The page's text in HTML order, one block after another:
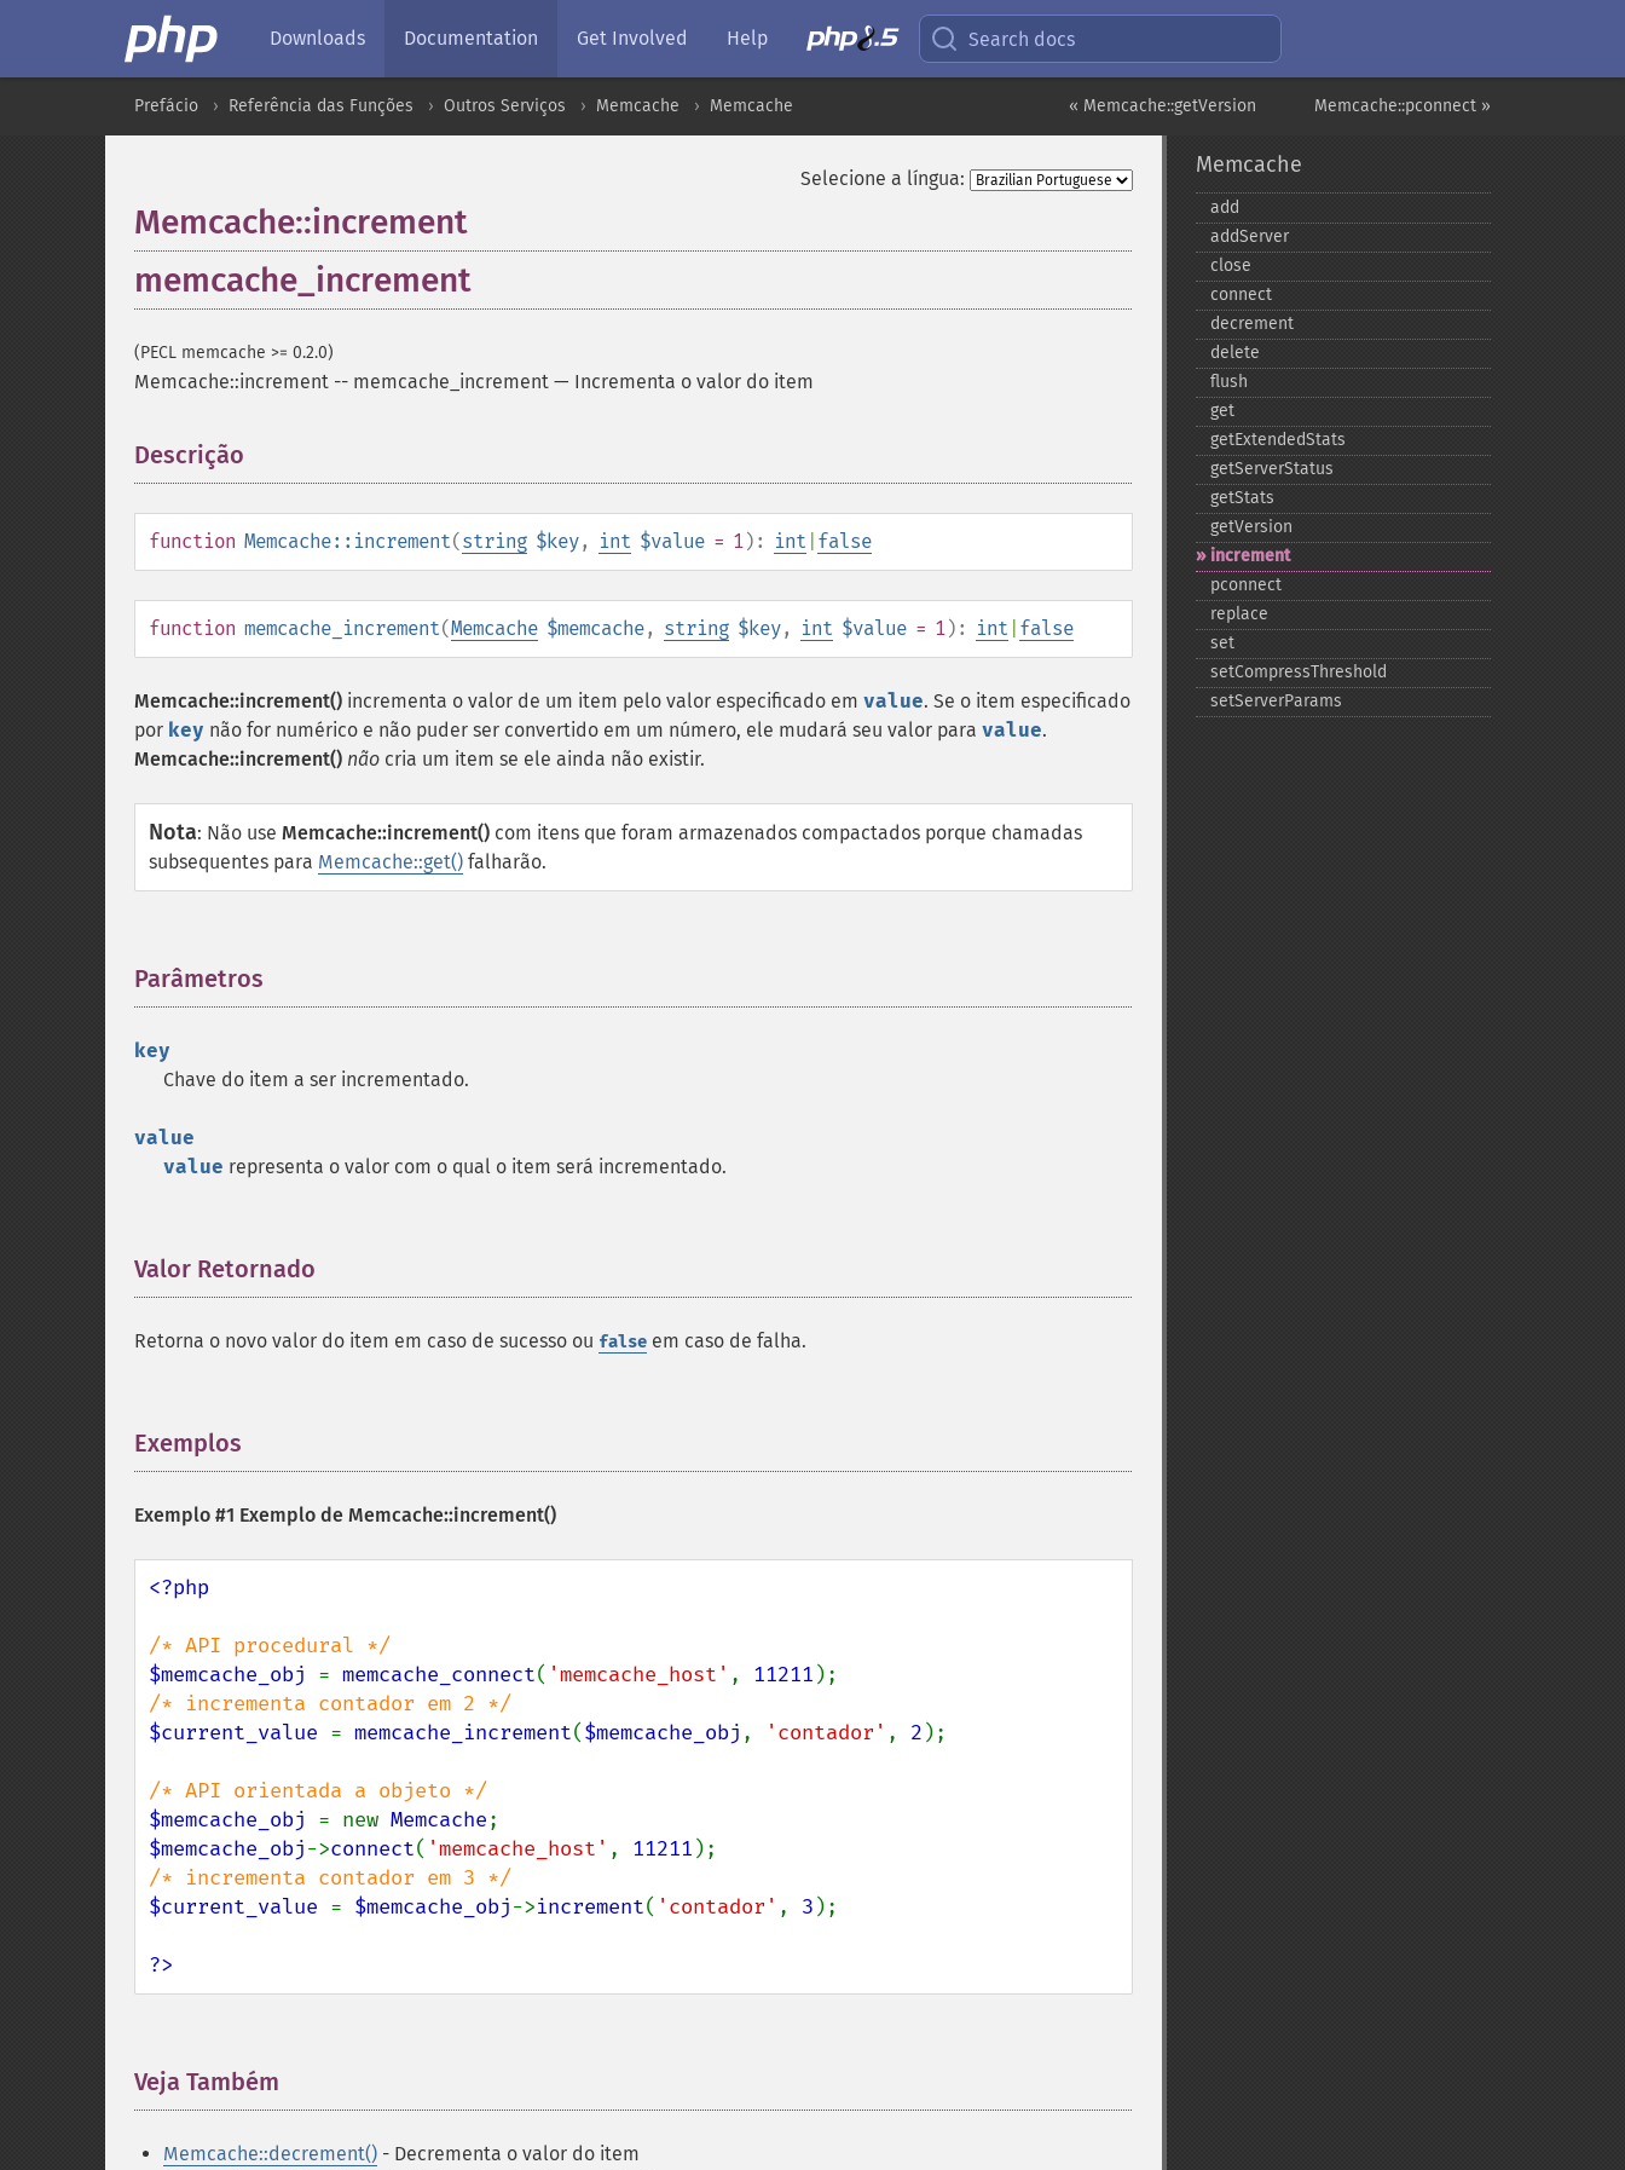
Downloads Documentation Get Involved Help Search docs
Memcache::pconnect »
« Memcache::getVersion
Prefácio Referência das Funções Outros Serviços Memcache Memcache
Selecione a língua:
Memcache::increment
memcache_increment
(PECL memcache >= 0.2.0)
Memcache::increment -- memcache_increment — Incrementa o valor do item
Descrição
function Memcache::increment(string $key, int $value = 1): int false
function memcache_increment(Memcache $memcache, string $key, int $value = 1): int false
Memcache::increment() incrementa o valor de um item pelo valor especificado em value. Se o item especificado
por key não for numérico e não puder ser convertido em um número, ele mudará seu valor para value.
Memcache::increment() não cria um item se ele ainda não existir.
Nota: Não use Memcache::increment() com itens que foram armazenados compactados porque chamadas
subsequentes para Memcache::get() falharão.
Parâmetros
key
Chave do item a ser incrementado.
value
value representa o valor com o qual o item será incrementado.
Valor Retornado
Retorna o novo valor do item em caso de sucesso ou false em caso de falha.
Exemplos
Exemplo #1 Exemplo de Memcache::increment()
<?php
$memcache_obj = memcache_connect( 'memcache_host' , 11211
$current_value = memcache_increment($memcache_obj , 'contador' , 2 );
$memcache_obj = new Memcache
$memcache_obj->connect( 'memcache_host' , 11211
$current_value = $memcache_obj->increment( 'contador' , 3 );
?>
Veja Também
Memcache::decrement() - Decrementa o valor do item
Memcache
add
addServer
close
connect
decrement
delete
flush
get
getExtendedStats
getServerStatus
getStats
getVersion
increment
pconnect
replace
set
setCompressThreshold
setServerParams